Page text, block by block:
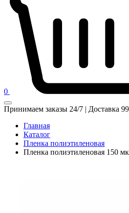
0
Принимаем заказы 24/7 | Доставка
Главная
Каталог
Пленка полиэтиленовая
Пленка полиэтиленовая 150